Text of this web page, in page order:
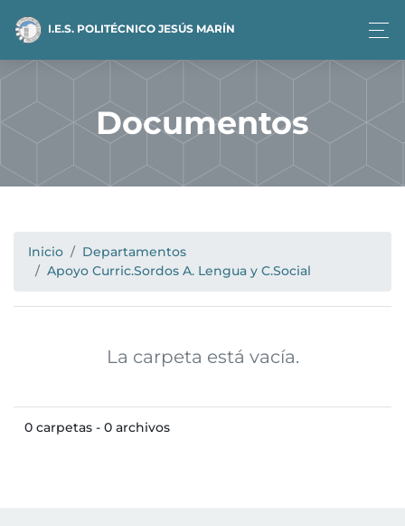
I.E.S. POLITÉCNICO JESÚS MARÍN
Documentos
Inicio
Departamentos
Apoyo Curric.Sordos A. Lengua y C.Social
La carpeta está vacía.
0 carpetas - 0 archivos